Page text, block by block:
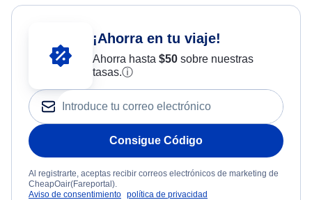
¡Ahorra en tu viaje!
Ahorra hasta $50sobre nuestras
tasas.ⓘ
Consigue Código
Al registrarte, aceptas recibir correos electrónicos de marketing de
CheapOair(Fareportal).
Aviso de consentimiento política de privacidad